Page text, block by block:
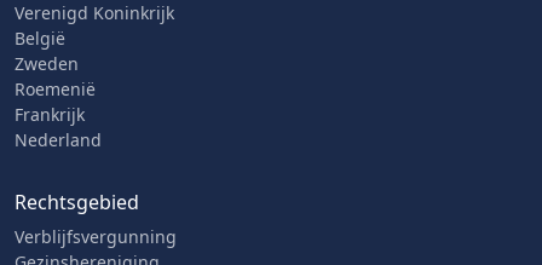
Verenigd Koninkrijk
België
Zweden
Roemenië
Frankrijk
Nederland
Rechtsgebied
Verblijfsvergunning